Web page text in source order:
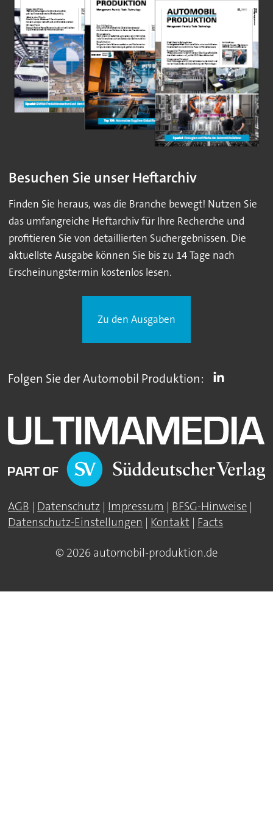
Besuchen Sie unser Heftarchiv
Finden Sie heraus, was die Branche bewegt! Nutzen Sie
das umfangreiche Heftarchiv für Ihre Recherche und
profitieren Sie von detaillierten Suchergebnissen. Die
aktuellste Ausgabe können Sie bis zu 14 Tage nach
Erscheinungstermin kostenlos lesen.
Zu den Ausgaben
Folgen Sie der Automobil Produktion:
AGB | Datenschutz | Impressum | BFSG-Hinweise |
Datenschutz-Einstellungen | Kontakt | Facts
© 2026 automobil-produktion.de